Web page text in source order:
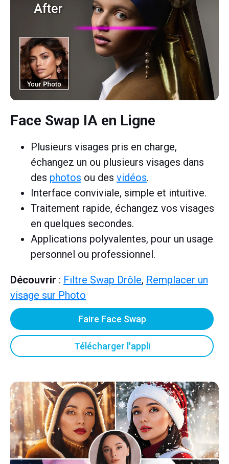
Face Swap IA en Ligne
Plusieurs visages pris en charge,
échangez un ou plusieurs visages dans
des photos ou des vidéos.
Interface conviviale, simple et intuitive.
Traitement rapide, échangez vos visages
en quelques secondes.
Applications polyvalentes, pour un usage
personnel ou professionnel.
Découvrir : Filtre Swap Drôle, Remplacer un
visage sur Photo
Faire Face Swap
Télécharger l'appli